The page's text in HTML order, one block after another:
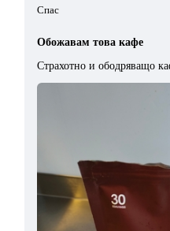
Спас
Обожавам това кафе
Страхотно и ободряващо